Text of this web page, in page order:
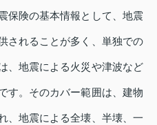
保険の基本情報として、地震
されることが多く、単独での
、地震による火災や津波など
す。そのカバー範囲は、建物
、地震による全壊、半壊、一